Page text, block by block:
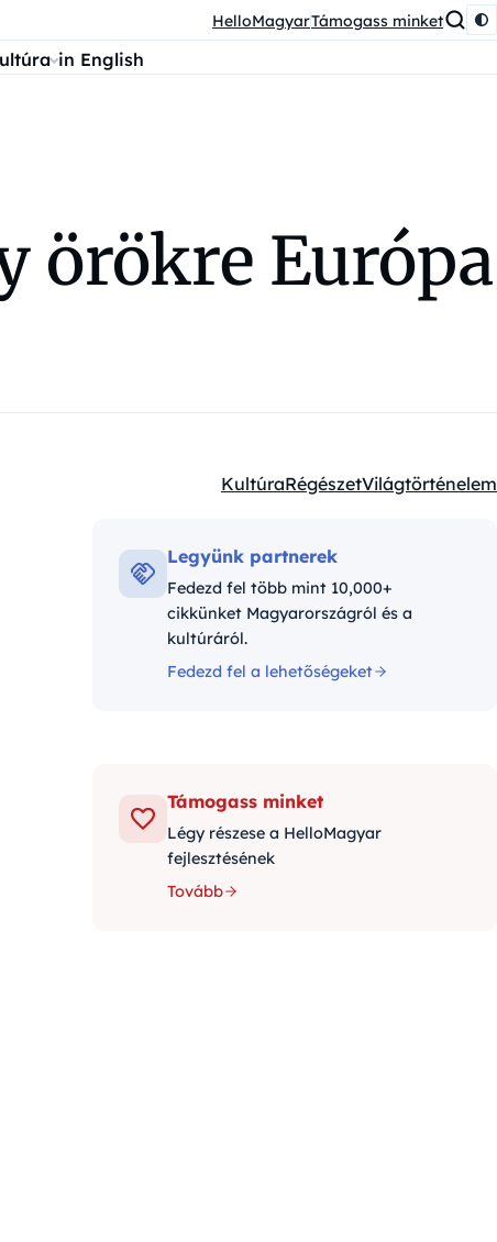
HelloMagyarTámogass minket
in English
örökre Európa
Kategóriák:
KultúraRégészetVilágtörténelem
Legyünk partnerek
Fedezd fel több mint 10,000+
cikkünket Magyarországról és a
kultúráról.
Fedezd fel a lehetőségeket
Támogass minket
Légy részese a HelloMagyar
fejlesztésének
Tovább